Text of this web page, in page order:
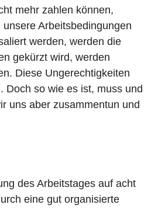
mehr zahlen können,
Arbeitsbedingungen
werden, werden die
gekürzt wird, werden
Diese Ungerechtigkeiten
Doch so wie es ist, muss und
uns aber zusammentun und
des Arbeitstages auf acht
eine gut organisierte